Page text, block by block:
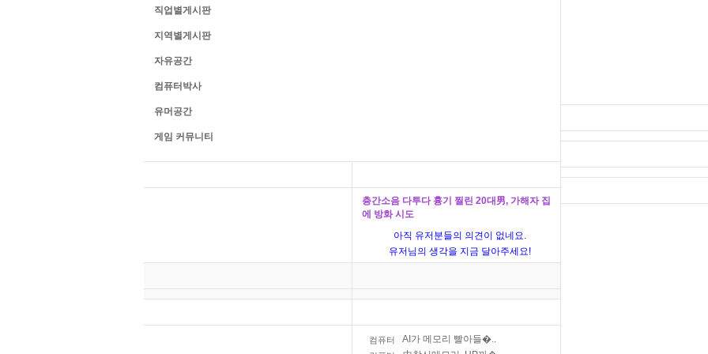
직업별게시판
지역별게시판
자유공간
컴퓨터박사
유머공간
게임 커뮤니티
층간소음 다투다 흉기 찔린 20대男, 가해자 집
에 방화 시도
아직 유저분들의 의견이 없네요.
유저님의 생각을 지금 달아주세요!
컴퓨터 AI가 메모리 빨아들�..